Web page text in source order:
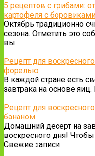
5 рецептов с грибами:
картофеля с боровиками
Октябрь традиционно
сезона. Отметить это
вы
Рецепт для
форелью
В каждой стране есть
завтрака на основе
Рецепт для
бананом
Домашний десерт на
воскресного дня!
Свежие записи